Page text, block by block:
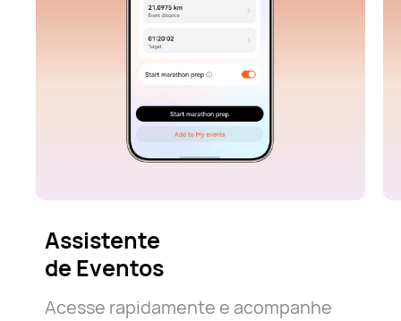
Assistente
de Eventos
Acesse rapidamente e acompanhe